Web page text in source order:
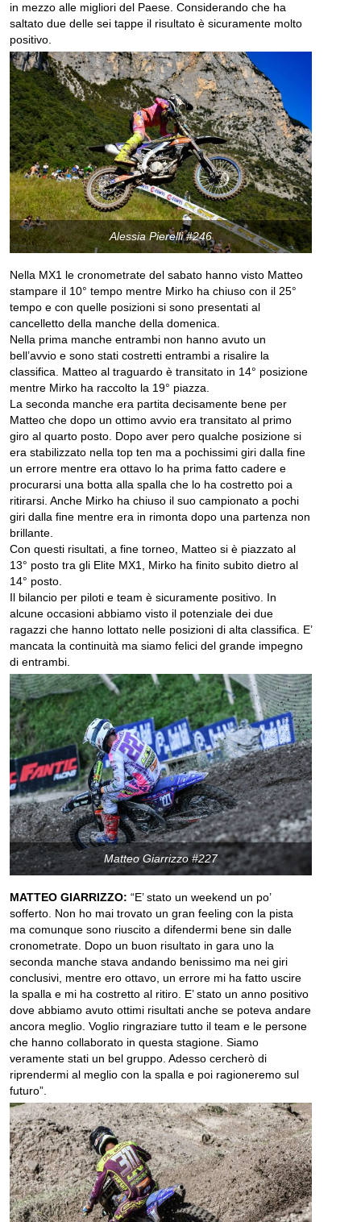
in mezzo alle migliori del Paese. Considerando che ha
saltato due delle sei tappe il risultato è sicuramente molto
positivo.
Alessia Pierelli #246
Nella MX1 le cronometrate del sabato hanno visto Matteo
stampare il 10° tempo mentre Mirko ha chiuso con il 25°
tempo e con quelle posizioni si sono presentati al
cancelletto della manche della domenica.
Nella prima manche entrambi non hanno avuto un
bell’avvio e sono stati costretti entrambi a risalire la
classifica. Matteo al traguardo è transitato in 14° posizione
mentre Mirko ha raccolto la 19° piazza.
La seconda manche era partita decisamente bene per
Matteo che dopo un ottimo avvio era transitato al primo
giro al quarto posto. Dopo aver pero qualche posizione si
era stabilizzato nella top ten ma a pochissimi giri dalla fine
un errore mentre era ottavo lo ha prima fatto cadere e
procurarsi una botta alla spalla che lo ha costretto poi a
ritirarsi. Anche Mirko ha chiuso il suo campionato a pochi
giri dalla fine mentre era in rimonta dopo una partenza non
brillante.
Con questi risultati, a fine torneo, Matteo si è piazzato al
13° posto tra gli Elite MX1, Mirko ha finito subito dietro al
14° posto.
Il bilancio per piloti e team è sicuramente positivo. In
alcune occasioni abbiamo visto il potenziale dei due
ragazzi che hanno lottato nelle posizioni di alta classifica. E’
mancata la continuità ma siamo felici del grande impegno
di entrambi.
Matteo Giarrizzo #227
MATTEO GIARRIZZO: “E’ stato un weekend un po’
sofferto. Non ho mai trovato un gran feeling con la pista
ma comunque sono riuscito a difendermi bene sin dalle
cronometrate. Dopo un buon risultato in gara uno la
seconda manche stava andando benissimo ma nei giri
conclusivi, mentre ero ottavo, un errore mi ha fatto uscire
la spalla e mi ha costretto al ritiro. E’ stato un anno positivo
dove abbiamo avuto ottimi risultati anche se poteva andare
ancora meglio. Voglio ringraziare tutto il team e le persone
che hanno collaborato in questa stagione. Siamo
veramente stati un bel gruppo. Adesso cercherò di
riprendermi al meglio con la spalla e poi ragioneremo sul
futuro”.